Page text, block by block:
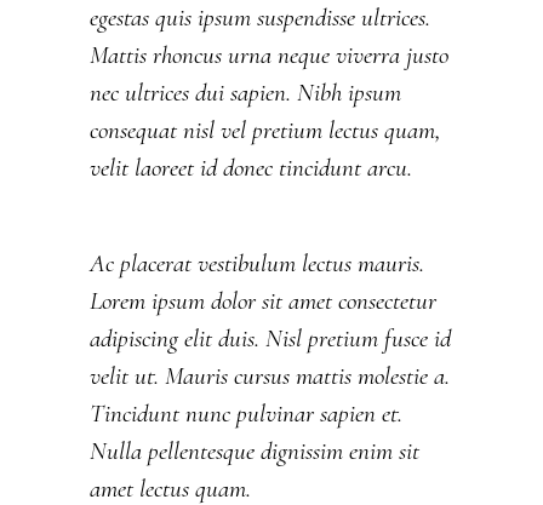
egestas quis ipsum suspendisse ultrices.
Mattis rhoncus urna neque viverra justo
nec ultrices dui sapien. Nibh ipsum
consequat nisl vel pretium lectus quam,
velit laoreet id donec tincidunt arcu.
Ac placerat vestibulum lectus mauris.
Lorem ipsum dolor sit amet consectetur
adipiscing elit duis. Nisl pretium fusce id
velit ut. Mauris cursus mattis molestie a.
Tincidunt nunc pulvinar sapien et.
Nulla pellentesque dignissim enim sit
amet lectus quam.